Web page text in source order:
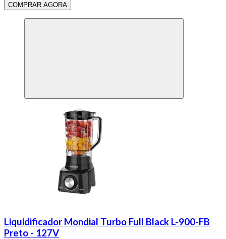
COMPRAR AGORA
Liquidificador Mondial Turbo Full Black L-900-FB
Preto - 127V